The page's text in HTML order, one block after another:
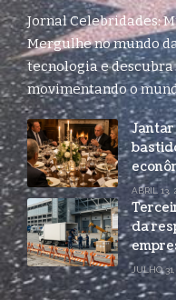
Jornal Celebridades:
Mergulhe no mundo
tecnologia e
movimentando o
ABRIL 13,
da
JULHO